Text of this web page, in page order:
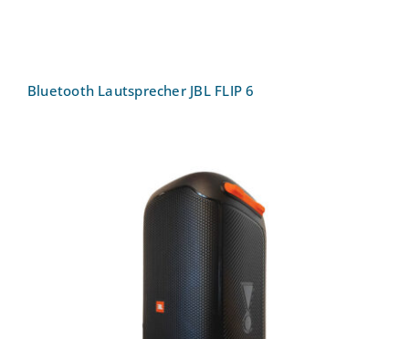
Bluetooth Lautsprecher JBL FLIP 6
Bluetooth Party-Lautsprecher JBL
PartyBox 110